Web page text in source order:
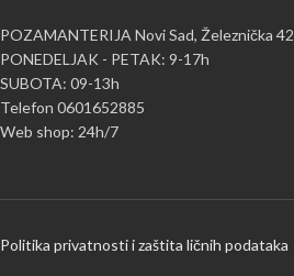
POZAMANTERIJA Novi Sad, Železnička 42
PONEDELJAK - PETAK: 9-17h
SUBOTA: 09-13h
Telefon 0601652885
Web shop: 24h/7
Politika privatnosti i zaštita ličnih podataka